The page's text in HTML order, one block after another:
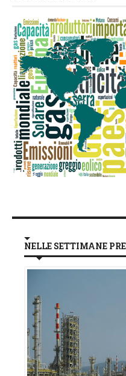
NELLE SETTIMANE